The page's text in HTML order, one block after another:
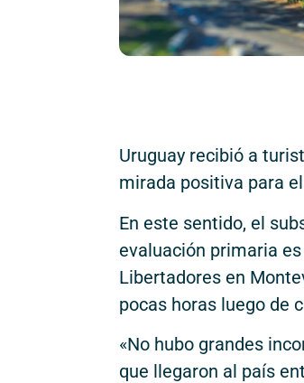
Uruguay recibió a
mirada positiva para
En este sentido, el
evaluación primaria
Libertadores en
pocas horas luego de
«No hubo grandes
que llegaron al país